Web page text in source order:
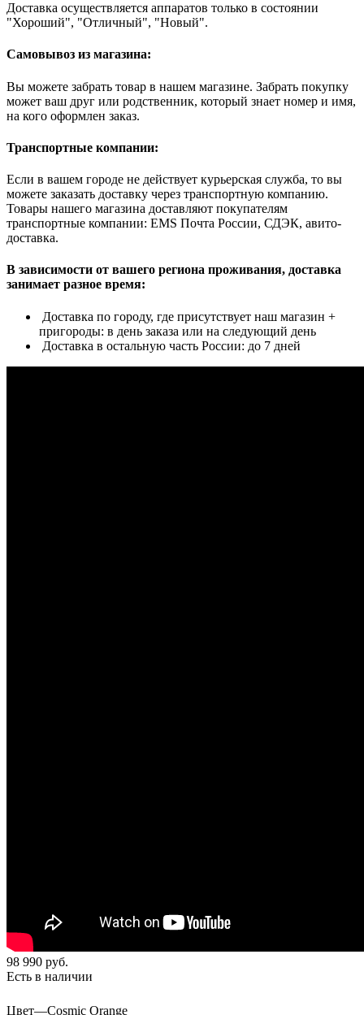
Доставка осуществляется аппаратов только в состоянии
"Хороший", "Отличный", "Новый".
Самовывоз из магазина:
Вы можете забрать товар в нашем магазине. Забрать покупку
может ваш друг или родственник, который знает номер и имя,
на кого оформлен заказ.
Транспортные компании:
Если в вашем городе не действует курьерская служба, то вы
можете заказать доставку через транспортную компанию.
Товары нашего магазина доставляют покупателям
транспортные компании: EMS Почта России, СДЭК, авито-
доставка.
В зависимости от вашего региона проживания, доставка
занимает разное время:
Доставка по городу, где присутствует наш магазин +
пригороды: в день заказа или на следующий день
Доставка в остальную часть России: до 7 дней
98 990 руб.
Есть в наличии
Цвет—Cosmic Orange